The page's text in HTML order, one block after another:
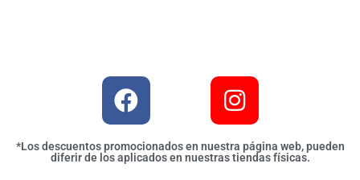
*Los descuentos promocionados en nuestra página web, pueden
diferir de los aplicados en nuestras tiendas físicas.